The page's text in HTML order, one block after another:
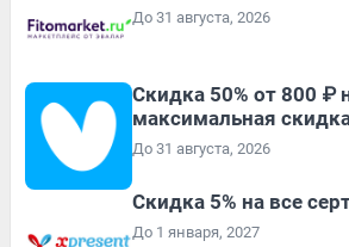
До 31 августа, 2026
Скидка 50% от 800 ₽
максимальная
До 31 августа, 2026
Скидка 5% на все
До 1 января, 2027